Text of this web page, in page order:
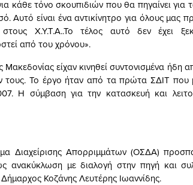
κάθε τόνο σκουπιδιών που θα πηγαίνει για
Αυτό είναι ένα αντικίνητρο για όλους μας
Χ.Υ.Τ.Α..Το τέλος αυτό δεν έχει
από του χρόνου».
Μακεδονίας είχαν κινηθεί συντονισμένα ήδη
τους. Το έργο ήταν από τα πρώτα ΣΔΙΤ που
Η σύμβαση για την κατασκευή και
Διαχείρισης Απορριμμάτων (ΟΣΔΑ)
ανακύκλωση με διαλογή στην πηγή και
Κοζάνης Λευτέρης Ιωαννίδης.